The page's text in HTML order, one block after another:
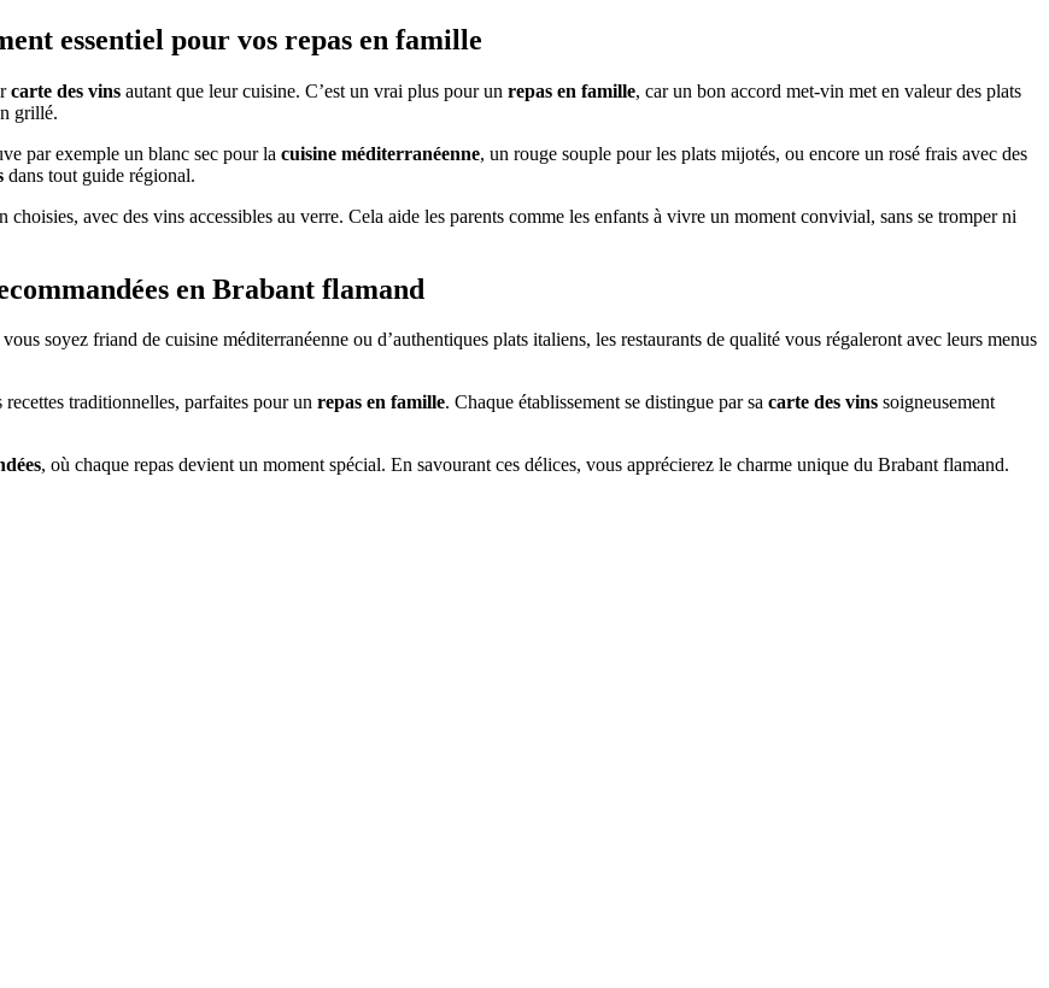
essentiel pour vos repas en famille
carte des vins autant que leur cuisine. C’est un vrai plus pour un repas en famille, car un bon accord met-vin met en valeur des plats
grillé.
par exemple un blanc sec pour la cuisine méditerranéenne, un rouge souple pour les plats mijotés, ou encore un rosé frais avec des
dans tout guide régional.
choisies, avec des vins accessibles au verre. Cela aide les parents comme les enfants à vivre un moment convivial, sans se tromper ni
en Brabant flamand
soyez friand de cuisine méditerranéenne ou d’authentiques plats italiens, les restaurants de qualité vous régaleront avec leurs menus
recettes traditionnelles, parfaites pour un repas en famille. Chaque établissement se distingue par sa carte des vins soigneusement
, où chaque repas devient un moment spécial. En savourant ces délices, vous apprécierez le charme unique du Brabant flamand.